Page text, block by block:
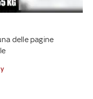
delle pagine